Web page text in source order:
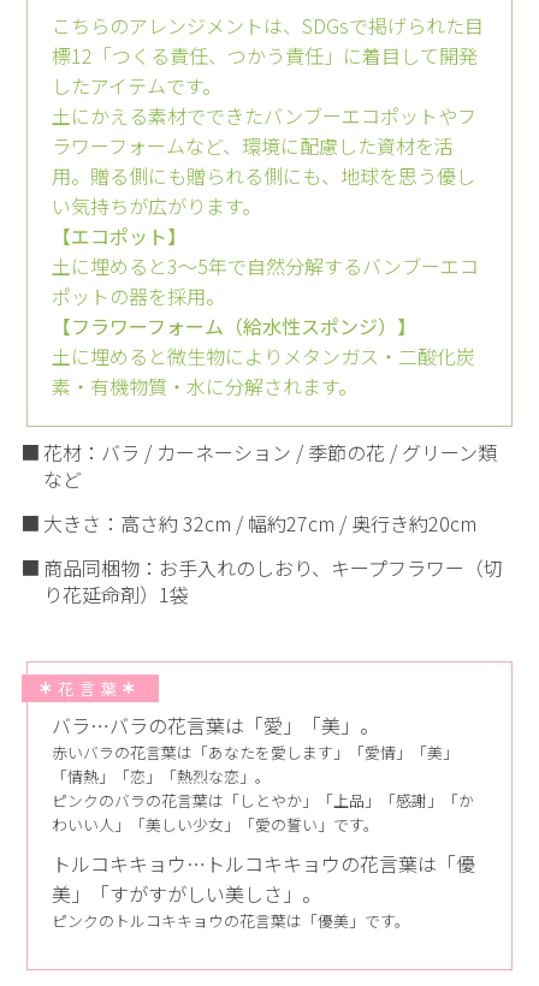
こちらのアレンジメントは、SDGsで掲げられた目
標12「つくる責任、つかう責任」に着目して開発
したアイテムです。
土にかえる素材でできたバンブーエコポットやフ
ラワーフォームなど、環境に配慮した資材を活
用。贈る側にも贈られる側にも、地球を思う優し
い気持ちが広がります。
【エコポット】
土に埋めると3～5年で自然分解するバンブーエコ
ポットの器を採用。
【フラワーフォーム（給水性スポンジ）】
土に埋めると微生物によりメタンガス・二酸化炭
素・有機物質・水に分解されます。
花材：バラ / カーネーション / 季節の花 / グリーン類
など
大きさ：高さ約 32cm / 幅約27cm / 奥行き約20cm
商品同梱物：お手入れのしおり、キープフラワー（切
り花延命剤）1袋
花言葉
バラ…バラの花言葉は「愛」「美」。
赤いバラの花言葉は「あなたを愛します」「愛情」「美」
「情熱」「恋」「熱烈な恋」。
ピンクのバラの花言葉は「しとやか」「上品」「感謝」「か
わいい人」「美しい少女」「愛の誓い」です。
トルコキキョウ…トルコキキョウの花言葉は「優
美」「すがすがしい美しさ」。
ピンクのトルコキキョウの花言葉は「優美」です。